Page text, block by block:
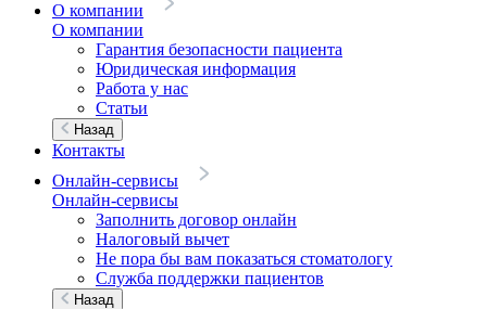
О компании
О компании
Гарантия безопасности пациента
Юридическая информация
Работа у нас
Статьи
Назад
Контакты
Онлайн-сервисы
Онлайн-сервисы
Заполнить договор онлайн
Налоговый вычет
Не пора бы вам показаться стоматологу
Служба поддержки пациентов
Назад